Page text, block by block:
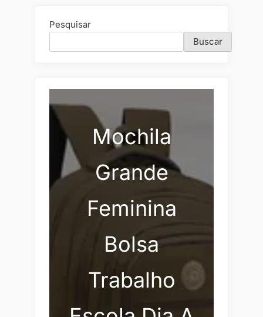
Pesquisar
Buscar
Mochila
Grande
Feminina
Bolsa
Trabalho